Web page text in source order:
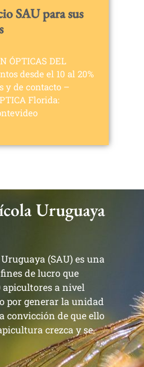
SAU para sus
ÓPTICAS DEL
desde el 10 al 20%
y de contacto –
Florida:
Uruguaya
(SAU) es una
de lucro que
apicultores a nivel
por generar la unidad
convicción de que ello
crezca y se